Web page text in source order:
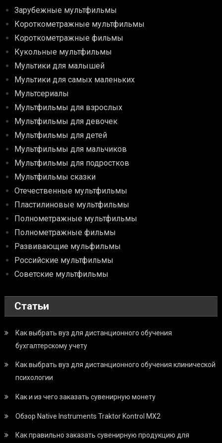
Зарубежные мультфильмы
Короткометражные мультфильмы
Короткометражные фильмы
Кукольные мультфильмы
Мультики для малышей
Мультики для самых маленьких
Мультсериалы
Мультфильмы для взрослых
Мультфильмы для девочек
Мультфильмы для детей
Мультфильмы для мальчиков
Мультфильмы для подростков
Мультфильмы сказки
Отечественные мультфильмы
Пластилиновые мультфильмы
Полнометражные мультфильмы
Полнометражные фильмы
Развивающие мульфильмы
Российские мультфильмы
Советские мультфильмы
Статьи
Как выбрать вуз для дистанционного обучения
бухгалтерскому учету
Как выбрать вуз для дистанционного обучения клинической
психологии
Как и из чего заказать сувенирную монету
Обзор Native Instruments Traktor Kontrol MX2
Как правильно заказать сувенирную продукцию для